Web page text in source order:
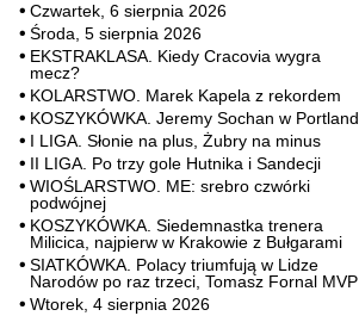
Czwartek, 6 sierpnia 2026
Środa, 5 sierpnia 2026
EKSTRAKLASA. Kiedy Cracovia wygra
mecz?
KOLARSTWO. Marek Kapela z rekordem
KOSZYKÓWKA. Jeremy Sochan w Portland
I LIGA. Słonie na plus, Żubry na minus
II LIGA. Po trzy gole Hutnika i Sandecji
WIOŚLARSTWO. ME: srebro czwórki
podwójnej
KOSZYKÓWKA. Siedemnastka trenera
Milicica, najpierw w Krakowie z Bułgarami
SIATKÓWKA. Polacy triumfują w Lidze
Narodów po raz trzeci, Tomasz Fornal MVP
Wtorek, 4 sierpnia 2026